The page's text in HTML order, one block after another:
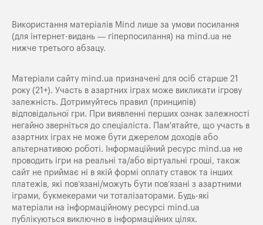
Використання матеріалів Mind лише за умови посилання
(для інтернет-видань — гіперпосилання) на mind.ua не
нижче третього абзацу.
Матеріали сайту mind.ua призначені для осіб старше 21
року (21+). Участь в азартних іграх може викликати ігрову
залежність. Дотримуйтесь правил (принципів)
відповідальної гри. При виявленні перших ознак залежності
негайно зверніться до спеціаліста. Пам'ятайте, що участь в
азартних іграх не може бути джерелом доходів або
альтернативою роботі. Інформаційний ресурс mind.ua не
проводить ігри на реальні та/або віртуальні гроші, також
сайт не приймає ні в якій формі оплату ставок та інших
платежів, які пов’язані/можуть бути пов’язані з азартними
іграми, букмекерами чи тоталізаторами. Будь-які
матеріали на інформаційному ресурсі mind.ua
публікуються виключно в інформаційних цілях.